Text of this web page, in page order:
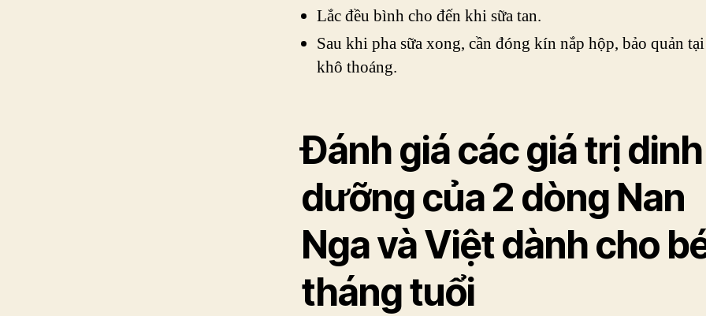
Lắc đều bình cho đến khi sữa tan.
Sau khi pha sữa xong, cần đóng kín nắp hộp, bảo quản
khô thoáng​.
Đánh giá các giá trị dinh
dưỡng của 2 dòng Nan
Nga và Việt dành cho
tháng tuổi